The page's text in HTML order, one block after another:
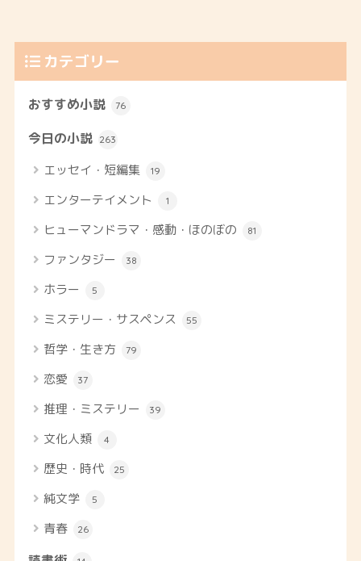
カテゴリー
おすすめ小説 76
今日の小説 263
エッセイ・短編集 19
エンターテイメント 1
ヒューマンドラマ・感動・ほのぼの 81
ファンタジー 38
ホラー 5
ミステリー・サスペンス 55
哲学・生き方 79
恋愛 37
推理・ミステリー 39
文化人類 4
歴史・時代 25
純文学 5
青春 26